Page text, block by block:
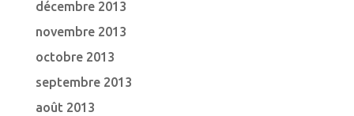
décembre 2013
novembre 2013
octobre 2013
septembre 2013
août 2013